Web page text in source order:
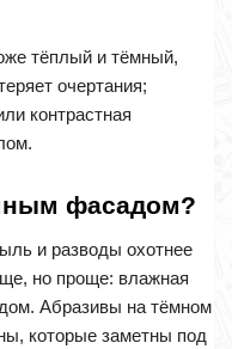
тёплый и тёмный,
очертания;
контрастная
фасадом?
и разводы охотнее
но проще: влажная
Абразивы на тёмном
которые заметны под